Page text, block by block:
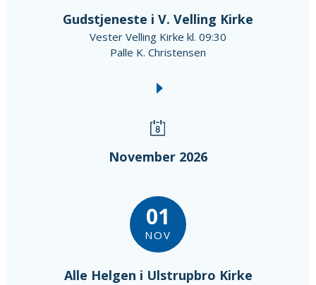
Gudstjeneste i V. Velling Kirke
Vester Velling Kirke kl. 09:30
Palle K. Christensen
November 2026
01
NOV
Alle Helgen i Ulstrupbro Kirke